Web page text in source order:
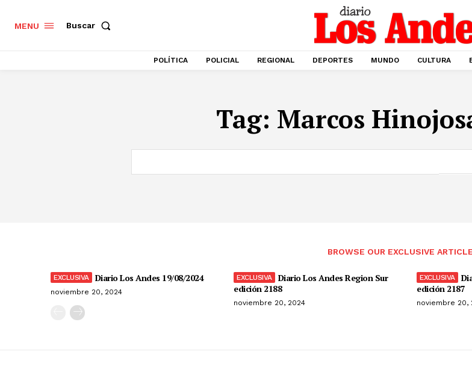
MENU Buscar
POLÍTICA POLICIAL REGIONAL DEPORTES MUNDO CULTURA
Tag: Marcos
BROWSE OUR EXCLUSIVE
Diario Los Andes 19/08/2024
noviembre 20, 2024
Diario Los Andes Region Sur
edición 2188
noviembre 20, 2024
edición 2187
noviembre 20,